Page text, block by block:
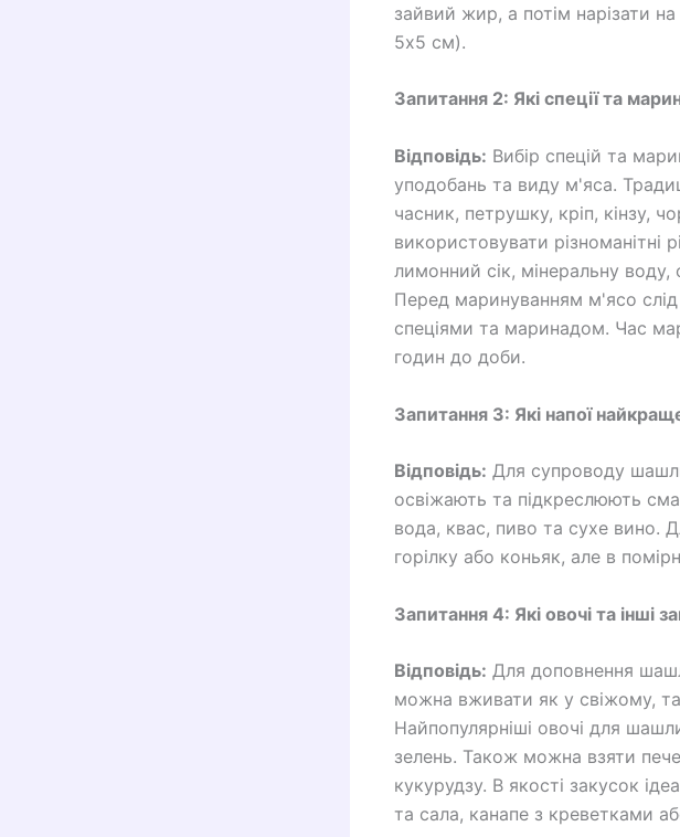
зайвий жир, а потім нарізати
5х5 см).
Запитання 2: Які спеції та
Відповідь: Вибір спецій та
уподобань та виду м'яса.
часник, петрушку, кріп, кінзу,
використовувати різноманітні
лимонний сік, мінеральну воду,
Перед маринуванням м'ясо
спеціями та маринадом. Час
годин до доби.
Запитання 3: Які напої
Відповідь: Для супроводу
освіжають та підкреслюють
вода, квас, пиво та сухе вино.
горілку або коньяк, але в
Запитання 4: Які овочі та інші
Відповідь: Для доповнення
можна вживати як у свіжому,
Найпопулярніші овочі для
зелень. Також можна взяти
кукурудзу. В якості закусок
та сала, канапе з креветками